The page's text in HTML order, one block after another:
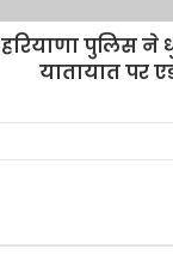
हरियाणा पुलिस
यातायात पर